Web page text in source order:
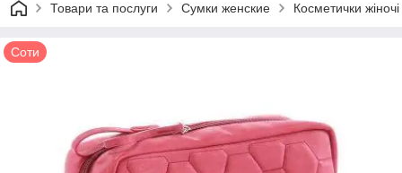
Товари та послуги Сумки женские Косметички жіночі
Соти